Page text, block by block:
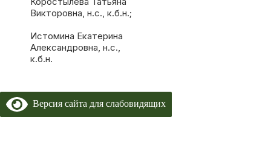
Викторовна, н.с., к.б.н.;
Истомина Екатерина
Александровна, н.с.,
к.б.н.
Версия сайта для слабовидящих